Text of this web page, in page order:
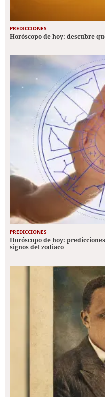
PREDICCIONES
Horóscopo de hoy: descubre
PREDICCIONES
Horóscopo de hoy:
signos del zodiaco